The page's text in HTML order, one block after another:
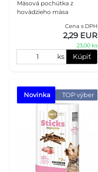
Mäsová pochútka z
hovädzieho mäsa
Cena s DPH
2,29 EUR
23,00 ks
ks Kúpiť
Novinka TOP výber